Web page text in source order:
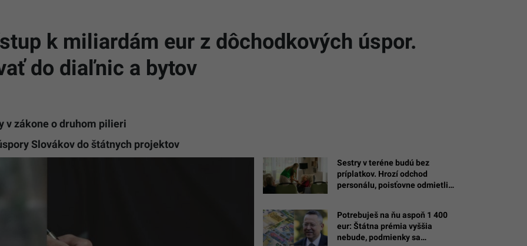
k miliardám eur z dôchodkových úspor.
do diaľnic a bytov
v zákone o druhom pilieri
Slovákov do štátnych projektov
Sestry v teréne budú bez
príplatkov. Hrozí odchod
personálu, poisťovne odmietli
Potrebuješ na ňu aspoň 1 400
eur: Štátna prémia vyššia
nebude, podmienky sa